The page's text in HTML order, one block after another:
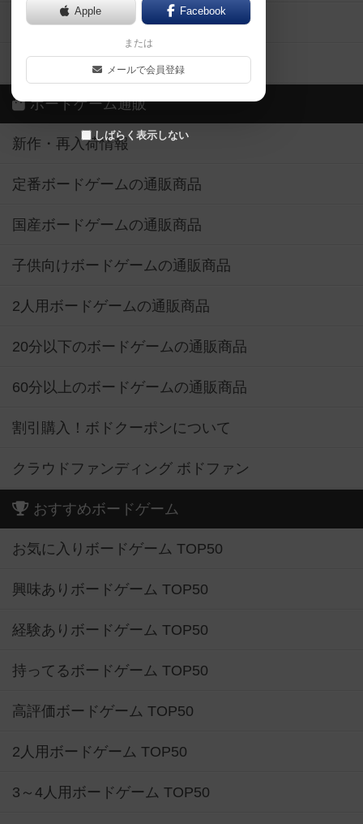
Apple Facebook
または
メールで会員登録
しばらく表示しない
ボードゲーム業界コラム
ボドゲーマご利用案内
ボードゲーム通販
新作・再入荷情報
定番ボードゲームの通販商品
国産ボードゲームの通販商品
子供向けボードゲームの通販商品
2人用ボードゲームの通販商品
20分以下のボードゲームの通販商品
60分以上のボードゲームの通販商品
割引購入！ボドクーポンについて
クラウドファンディング ボドファン
おすすめボードゲーム
お気に入りボードゲーム TOP50
興味ありボードゲーム TOP50
経験ありボードゲーム TOP50
持ってるボードゲーム TOP50
高評価ボードゲーム TOP50
2人用ボードゲーム TOP50
3～4人用ボードゲーム TOP50